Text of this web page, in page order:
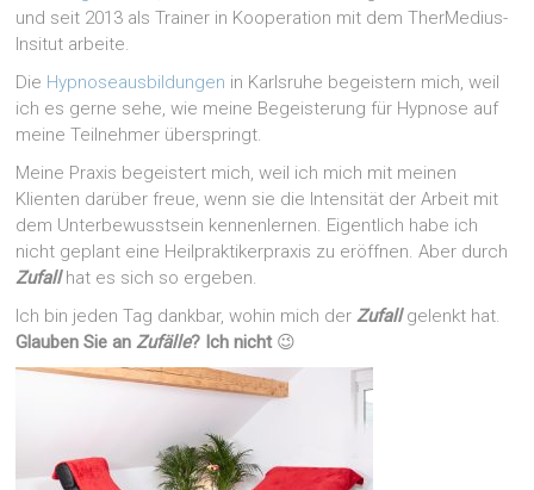
und seit 2013 als Trainer in Kooperation mit dem TherMedius-
Insitut arbeite.
Die Hypnoseausbildungen in Karlsruhe begeistern mich, weil
ich es gerne sehe, wie meine Begeisterung für Hypnose auf
meine Teilnehmer überspringt.
Meine Praxis begeistert mich, weil ich mich mit meinen
Klienten darüber freue, wenn sie die Intensität der Arbeit mit
dem Unterbewusstsein kennenlernen. Eigentlich habe ich
nicht geplant eine Heilpraktikerpraxis zu eröffnen. Aber durch
Zufall hat es sich so ergeben.
Ich bin jeden Tag dankbar, wohin mich der Zufall gelenkt hat.
Glauben Sie an Zufälle? Ich nicht 😉